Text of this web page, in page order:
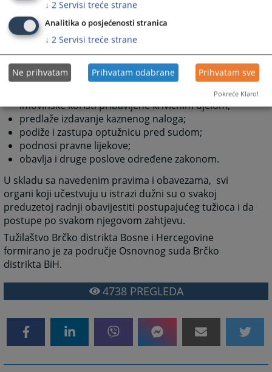
izdaje pozive i naredbe i predlaže izdavanje poziva i
naredbi u skladu s ovim zakonom;
naredi ovlaštenom službenom licu da izvrši
naredbu izdatu od strane suda u skladu s ovim
zakonom;
utvrđuje činjenice potrebne za odlučivanje o
imovinske koristi pribavljene krivičnim djelom;
predlaže izdavanje kaznenog naloga;
podiže i zastupa optužnicu pred sudom;
podnosi pravne lijekove;
obavlja i druge poslove određene zakonom.
U skladu sa navedenim pravima i obavezama, svi
organi koji učestvuju u istrazi dužni su o svakoj
preduzetoj radnji obavijestiti postupajućeg tužioca i da
postupe po svakom njegovom zahtjevu.
Tužilaštvo Brčko distrikta Bosne i Hercegovine
formirano je za područje Osnovnog suda Brčko
distrikta BiH.
4738PREGLEDA
↓ 2 Servisi treće strane
Analitika o posjećenosti stranica
↓ 2 Servisi treće strane
Ne prihvatam Prihvatam odabrane Prihvatam sve
Pokreće Klaro!